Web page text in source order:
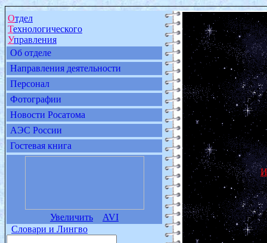
Отдел
Технологического
Управления
Об отделе
Направления деятельности
Персонал
Фотографии
Новости Росатома
АЭС России
Гостевая книга
Увеличить
AVI
Словари и Лингво